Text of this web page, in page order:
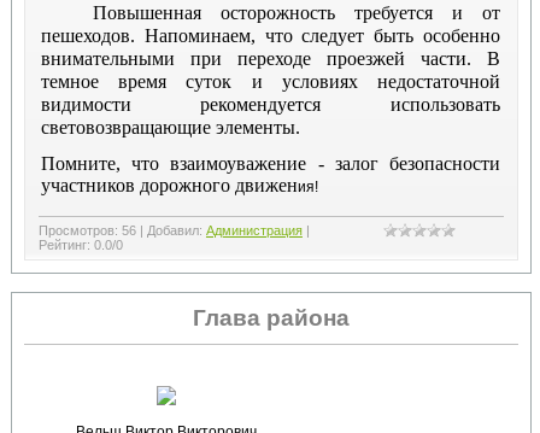
Повышенная осторожность требуется и от
пешеходов. Напоминаем, что следует быть особенно
внимательными при переходе проезжей части. В
темное время суток и условиях недостаточной
видимости рекомендуется использовать
световозвращающие элементы.
Помните, что взаимоуважение - залог безопасности
участников дорожного движения!
Просмотров: 56| Добавил: Администрация |
Рейтинг: 0.0/0
Глава района